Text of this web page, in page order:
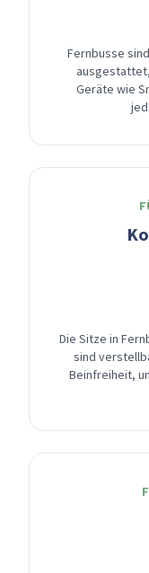
Fernbusse
Geräte wie
Die Sitze in
sind
Beinfreiheit,